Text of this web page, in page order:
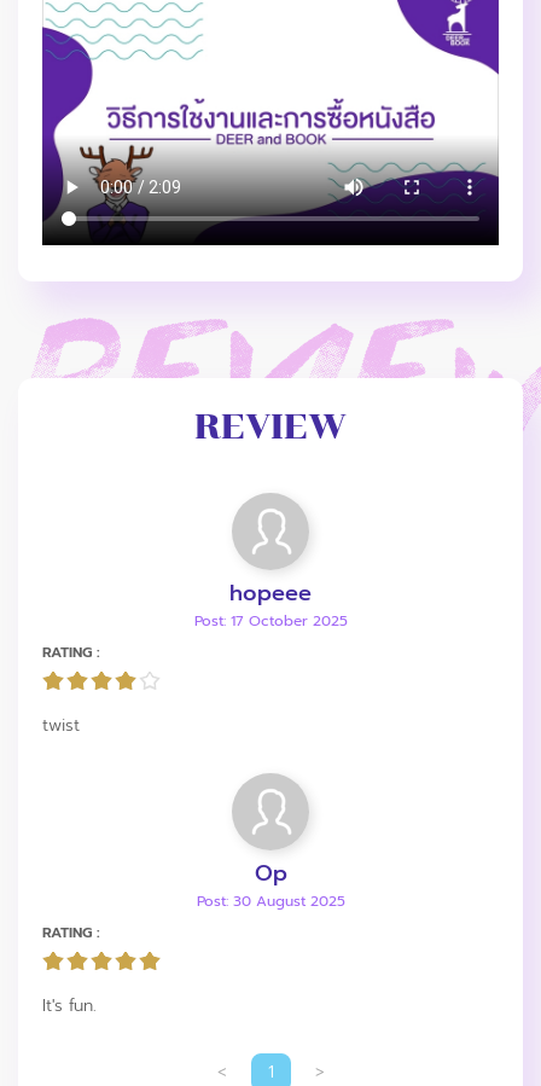
REVIEW
hopeee
Post: 17 October 2025
RATING :
twist
Op
Post: 30 August 2025
RATING :
It's fun.
< 1 >